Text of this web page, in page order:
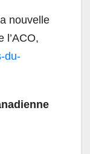
nouvelle
l’ACO,
du-